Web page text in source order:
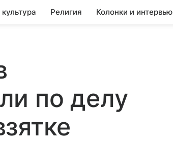
Религия Колонки и интервью
по делу